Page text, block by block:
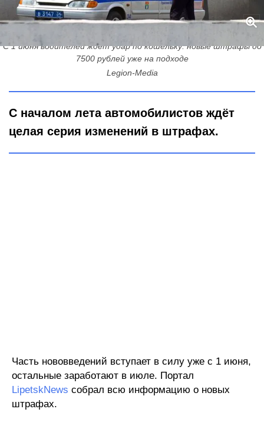
С 1 июня водителей ждёт удар по кошельку: новые штрафы до
7500 рублей уже на подходе
Legion-Media
С началом лета автомобилистов ждёт
целая серия изменений в штрафах.
Часть нововведений вступает в силу уже с 1 июня,
остальные заработают в июле. Портал
LipetskNews собрал всю информацию о новых
штрафах.